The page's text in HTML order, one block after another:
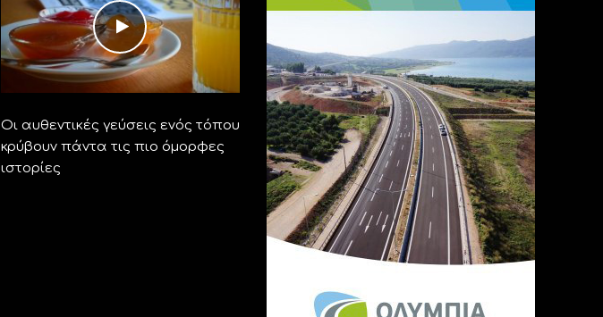
Οι αυθεντικές γεύσεις ενός τόπου
κρύβουν πάντα τις πιο όμορφες
ιστορίες